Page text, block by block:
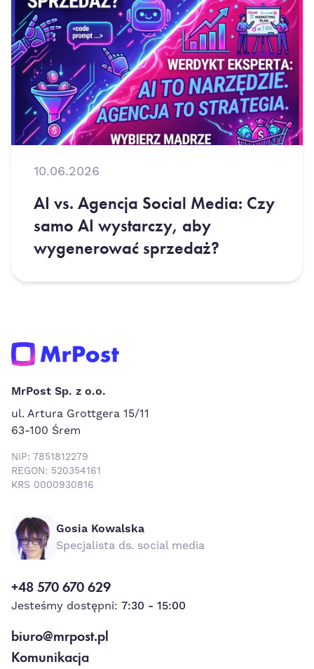
10.06.2026
AI vs. Agencja Social Media: Czy
samo AI wystarczy, aby
wygenerować sprzedaż?
MrPost Sp. z o.o.
ul. Artura Grottgera 15/11
63-100 Śrem
NIP: 7851812279
REGON: 520354161
KRS 0000930816
Gosia Kowalska
Specjalista ds. social media
+48 570 670 629
Jesteśmy dostępni: 7:30 - 15:00
biuro@mrpost.pl
Komunikacja